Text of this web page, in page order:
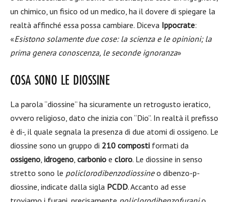
un chimico, un fisico od un medico, ha il dovere di spiegare la
realtà affinché essa possa cambiare. Diceva Ippocrate:
«Esistono solamente due cose: la scienza e le opinioni; la
prima genera conoscenza, le seconde ignoranza»
COSA SONO LE DIOSSINE
La parola “diossine” ha sicuramente un retrogusto ieratico,
ovvero religioso, dato che inizia con “Dio”. In realtà il prefisso
è di-, il quale segnala la presenza di due atomi di ossigeno. Le
diossine sono un gruppo di 210 composti formati da
ossigeno, idrogeno, carbonio e cloro. Le diossine in senso
stretto sono le policlorodibenzodiossineo dibenzo-p-
diossine, indicate dalla sigla PCDD.Accanto ad esse